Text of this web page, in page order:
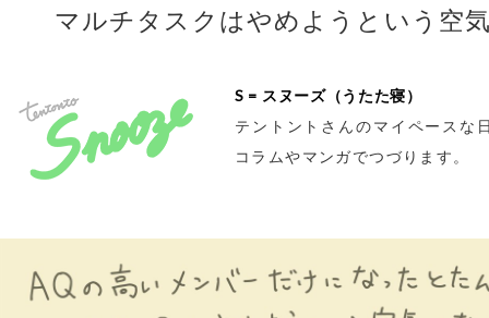
マルチタスクはやめようという空
S = スヌーズ（うたた寝）
テントントさんのマイペースな
コラムやマンガでつづります。